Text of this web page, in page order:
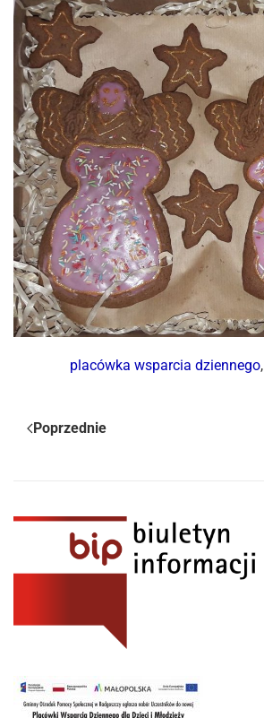
placówka wsparcia dziennego,
Poprzednie